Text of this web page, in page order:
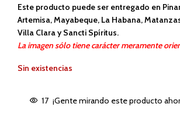
Este producto puede ser entregado en
Artemisa, Mayabeque, La Habana,
Villa Clara y Sancti Spíritus.
La imagen sólo tiene carácter meramente
Sin existencias
17 ¡Gente mirando este producto